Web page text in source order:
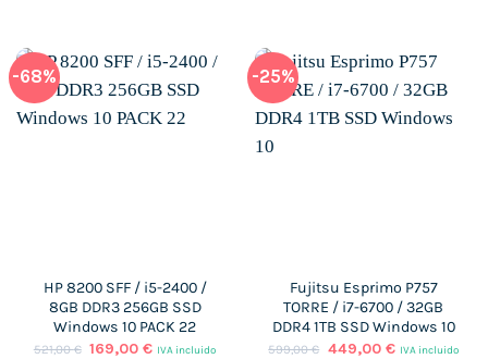
-68%
HP 8200 SFF / i5-2400 /
8GB DDR3 256GB SSD
Windows 10 PACK 22
521,00€ El
169,00€ElIVA incluido
-25%
Fujitsu Esprimo P757
TORRE / i7-6700 / 32GB
DDR4 1TB SSD Windows 10
599,00€ El
449,00 €ElIVA incluido